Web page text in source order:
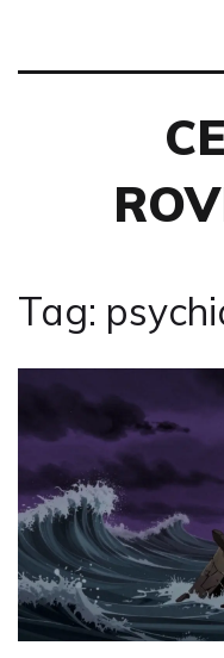
Tag: